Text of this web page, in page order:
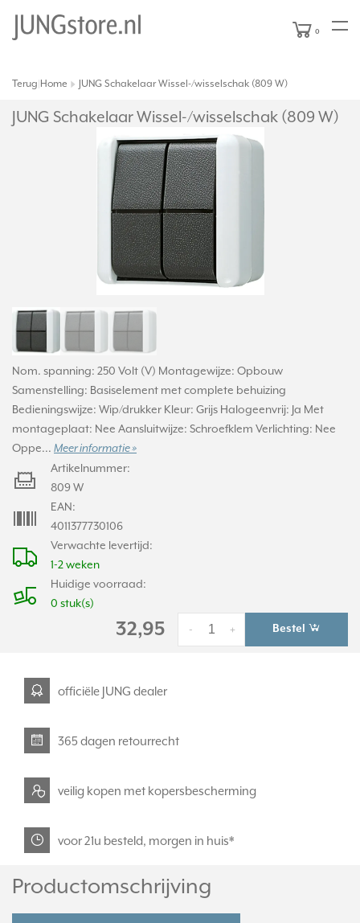
0
Terug Home JUNG Schakelaar Wissel-/wisselschak (809 W)
JUNG Schakelaar Wissel-/wisselschak (809 W)
Nom. spanning: 250 Volt (V) Montagewijze: Opbouw
Samenstelling: Basiselement met complete behuizing
Bedieningswijze: Wip/drukker Kleur: Grijs Halogeenvrij: Ja Met
montageplaat: Nee Aansluitwijze: Schroefklem Verlichting: Nee
Oppe... Meer informatie »
Verwachte levertijd:
1-2 weken
Huidige voorraad:
0 stuk(s)
Artikelnummer:
809 W
EAN:
4011377730106
32,95 +
- Bestel
officiële JUNG dealer
365 dagen retourrecht
veilig kopen met kopersbescherming
voor 21u besteld, morgen in huis*
Productomschrijving